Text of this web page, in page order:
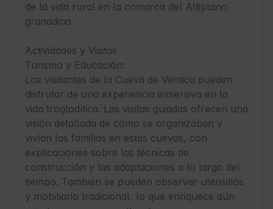
de la vida rural en la comarca del Altiplano
granadino.
Actividades y Visitas
Turismo y Educación:
Los visitantes de la Cueva de Ventica pueden
disfrutar de una experiencia inmersiva en la
vida troglodítica. Las visitas guiadas ofrecen una
visión detallada de cómo se organizaban y
vivían las familias en estas cuevas, con
explicaciones sobre las técnicas de
construcción y las adaptaciones a lo largo del
tiempo. También se pueden observar utensilios
y mobiliario tradicional, lo que enriquece aún